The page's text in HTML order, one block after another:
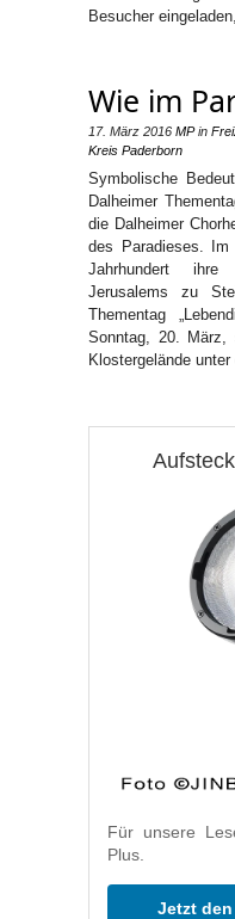
Besucher
Wie im
17. März 2016 MPin
Kreis Paderborn
Symbolische
Dalheimer
die Dalheimer
des Paradieses.
Jahrhundert
Jerusalems zu
Thementag
Sonntag, 20. März,
Klostergelände
Für unsere
Plus.
Jetzt